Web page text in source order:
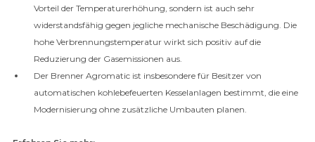
Vorteil der Temperaturerhöhung, sondern ist auch sehr
widerstandsfähig gegen jegliche mechanische Beschädigung. Die
hohe Verbrennungstemperatur wirkt sich positiv auf die
Reduzierung der Gasemissionen aus.
Der Brenner Agromatic ist insbesondere für Besitzer von
automatischen kohlebefeuerten Kesselanlagen bestimmt, die eine
Modernisierung ohne zusätzliche Umbauten planen.